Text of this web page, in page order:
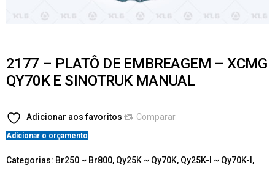
2177 – PLATÔ DE EMBREAGEM – XCMG
QY70K E SINOTRUK MANUAL
Adicionar aos favoritos Comparar
Adicionar o orçamento
Categorias: Br250 ~ Br800, Qy25K ~ Qy70K, Qy25K-I ~ Qy70K-I ,